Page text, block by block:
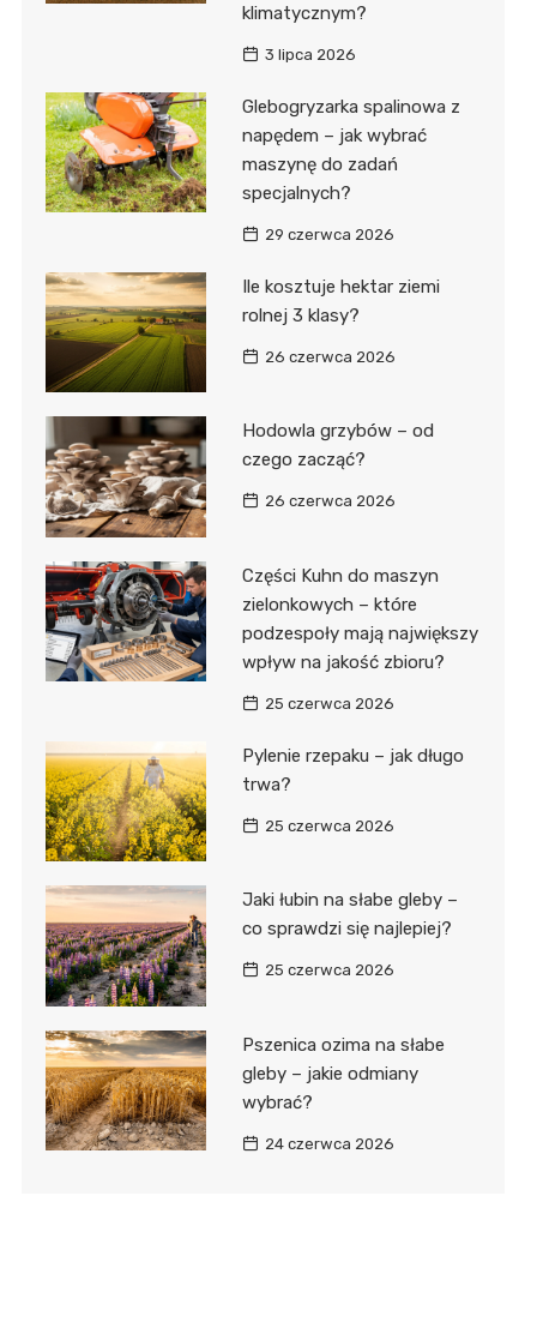
klimatycznym?
3 lipca 2026
Glebogryzarka spalinowa z
napędem – jak wybrać
maszynę do zadań
specjalnych?
29 czerwca 2026
Ile kosztuje hektar ziemi
rolnej 3 klasy?
26 czerwca 2026
Hodowla grzybów – od
czego zacząć?
26 czerwca 2026
Części Kuhn do maszyn
zielonkowych – które
podzespoły mają największy
wpływ na jakość zbioru?
25 czerwca 2026
Pylenie rzepaku – jak długo
trwa?
25 czerwca 2026
Jaki łubin na słabe gleby –
co sprawdzi się najlepiej?
25 czerwca 2026
Pszenica ozima na słabe
gleby – jakie odmiany
wybrać?
24 czerwca 2026